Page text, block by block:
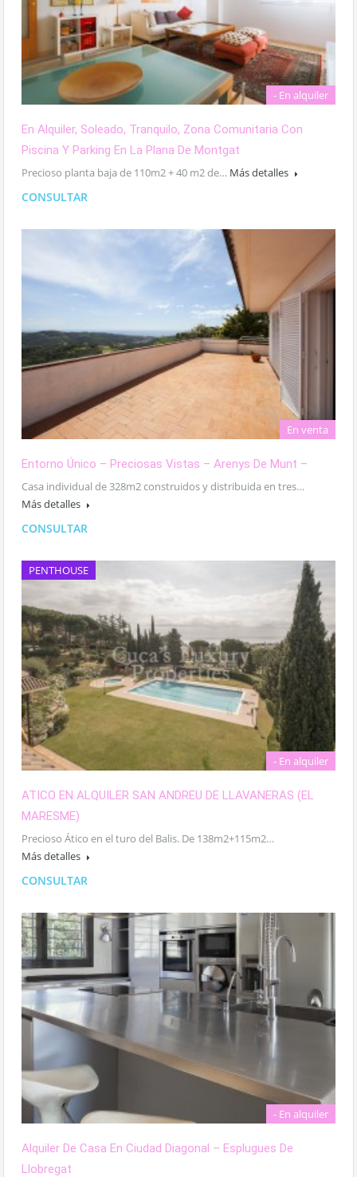
- En alquiler
En Alquiler, Soleado, Tranquilo, Zona Comunitaria Con
Piscina Y Parking En La Plana De Montgat
Precioso planta baja de 110m2 + 40 m2 de… Más detalles
CONSULTAR
En venta
Entorno Único – Preciosas Vistas – Arenys De Munt –
Casa individual de 328m2 construidos y distribuida en tres…
Más detalles
CONSULTAR
PENTHOUSE
- En alquiler
ATICO EN ALQUILER SAN ANDREU DE LLAVANERAS (EL
MARESME)
Precioso Ático en el turo del Balis. De 138m2+115m2…
Más detalles
CONSULTAR
- En alquiler
Alquiler De Casa En Ciudad Diagonal – Esplugues De
Llobregat